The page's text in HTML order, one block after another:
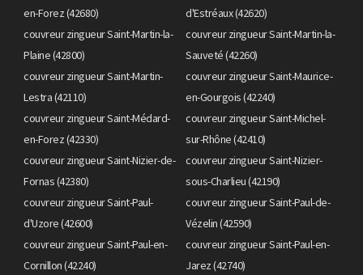
en-Forez (42680)
d'Estréaux (42620)
couvreur zingueur Saint-Martin-la-
Plaine (42800)
couvreur zingueur Saint-Martin-la-
Sauveté (42260)
couvreur zingueur Saint-Martin-
Lestra (42110)
couvreur zingueur Saint-Maurice-
en-Gourgois (42240)
couvreur zingueur Saint-Médard-
en-Forez (42330)
couvreur zingueur Saint-Michel-
sur-Rhône (42410)
couvreur zingueur Saint-Nizier-de-
Fornas (42380)
couvreur zingueur Saint-Nizier-
sous-Charlieu (42190)
couvreur zingueur Saint-Paul-
d'Uzore (42600)
couvreur zingueur Saint-Paul-de-
Vézelin (42590)
couvreur zingueur Saint-Paul-en-
Cornillon (42240)
couvreur zingueur Saint-Paul-en-
Jarez (42740)